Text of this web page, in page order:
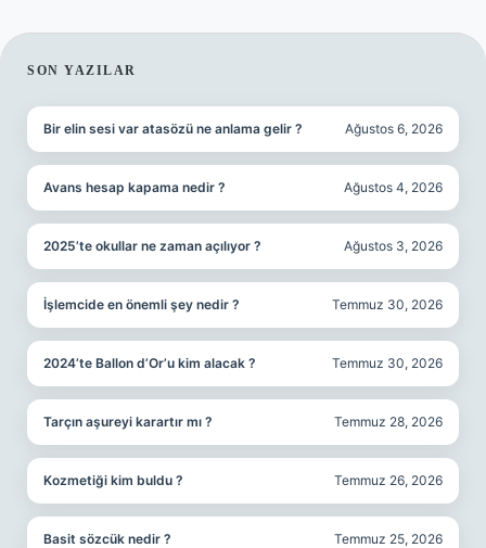
SIDEBAR
SON YAZILAR
Bir elin sesi var atasözü ne anlama gelir ? Ağustos 6, 2026
Avans hesap kapama nedir ? Ağustos 4, 2026
2025’te okullar ne zaman açılıyor ? Ağustos 3, 2026
İşlemcide en önemli şey nedir ? Temmuz 30, 2026
2024’te Ballon d’Or’u kim alacak ? Temmuz 30, 2026
Tarçın aşureyi karartır mı ? Temmuz 28, 2026
Kozmetiği kim buldu ? Temmuz 26, 2026
Basit sözcük nedir ? Temmuz 25, 2026